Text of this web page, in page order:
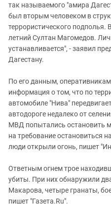
Ставропольский край
Чечня
Южная Осетия
Южный Кавказ
так называемого "амира
был вторым человеком в
террористического подполья.
летний Султан Магомедов.
устанавливается", - заявил
Дагестану.
По его данным,
информация о том, что по
автомобиле "Нива"
автодороге недалеко от
МВД попытались остановить
на требование остановиться
люди открыли огонь, пишет
Ответным огнем трое
убиты. При них обнаружили
Макарова, четыре гранаты,
пишет "Газета.Ru".